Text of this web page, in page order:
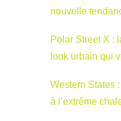
nouvelle
Polar Street X :
look urbain qui
Western States
à l’extrême